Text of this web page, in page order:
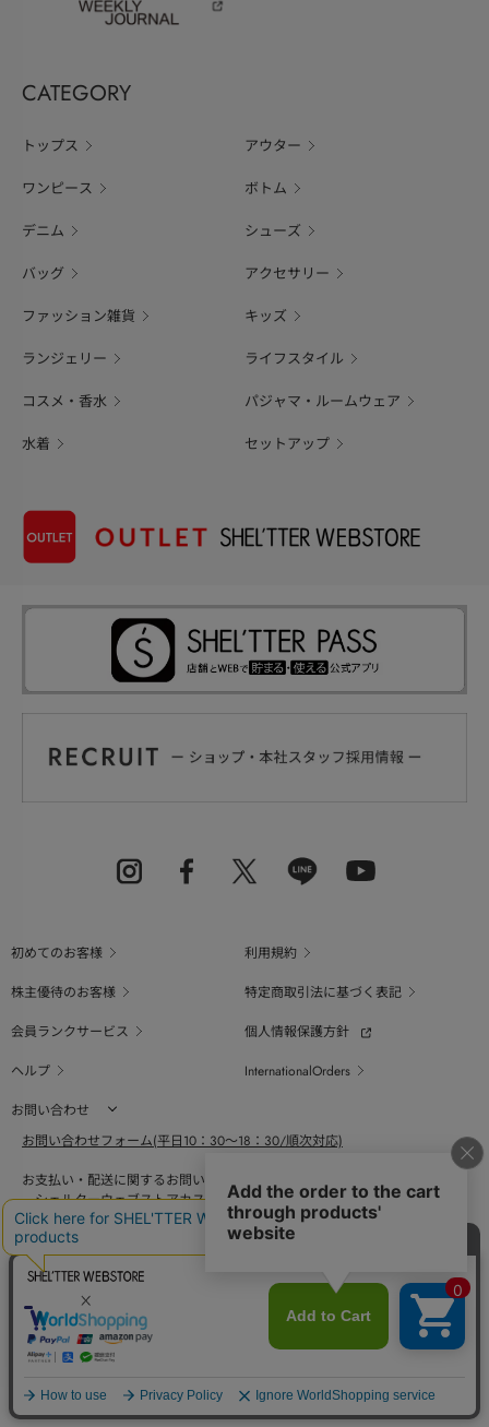
に戻る
CATEGORY
トップス アウター
ワンピース ボトム
デニム シューズ
バッグ アクセサリー
ファッション雑貨 キッズ
ランジェリー ライフスタイル
コスメ・香水 パジャマ・ルームウェア
水着 セットアップ
初めてのお客様
利用規約
株主優待のお客様
特定商取引法に基づく表記
会員ランクサービス
個人情報保護方針
ヘルプ
InternationalOrders
お問い合わせ
お問い合わせフォーム(平日10：30～18：30/順次対応)
お支払い・配送に関するお問い合わせ（平日10：30～18：00）
シェルターウェブストアカスタマーセンター
0800-123-6820
商品の素材、サイズ、仕様等に関するお問い合せ（平日10：30～18：00）
バロックジャパンリミテッドコールセンター
03-6730-9191
BAROQUE JAPAN LIMITED
採用情報